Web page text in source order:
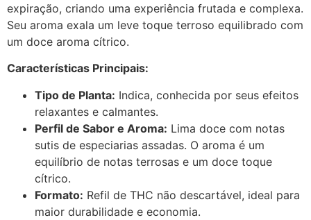
expiração, criando uma experiência frutada e complexa.
Seu aroma exala um leve toque terroso equilibrado com
um doce aroma cítrico.
Características Principais:
Tipo de Planta: Indica, conhecida por seus efeitos
relaxantes e calmantes.
Perfil de Sabor e Aroma: Lima doce com notas
sutis de especiarias assadas. O aroma é um
equilíbrio de notas terrosas e um doce toque
cítrico.
Formato: Refil de THC não descartável, ideal para
maior durabilidade e economia.